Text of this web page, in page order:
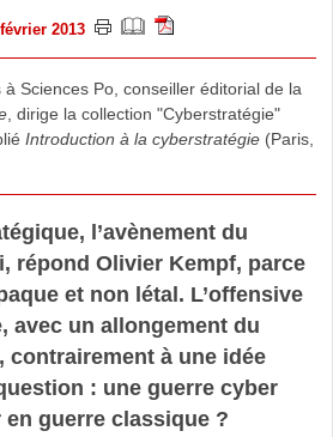
2013
Sciences Po, conseiller éditorial de la
, dirige la collection "Cyberstratégie"
Introduction à la cyberstratégie(Paris,
l’avènement du
répond Olivier Kempf, parce
et non létal. L’offensive
avec un allongement du
contrairement à une idée
: une guerre cyber
guerre classique ?